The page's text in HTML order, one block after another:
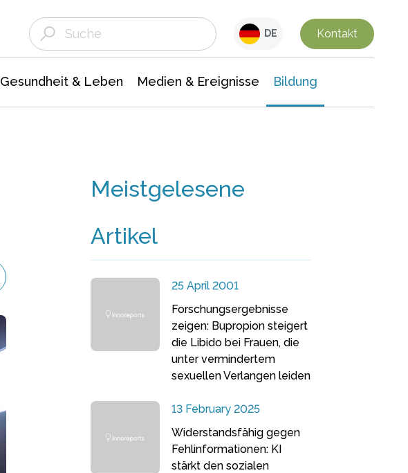
DE Kontakt
Gesundheit & Leben Medien & Ereignisse Bildung
Meistgelesene
Artikel
25 April 2001
Forschungsergebnisse
zeigen: Bupropion steigert
die Libido bei Frauen, die
unter vermindertem
sexuellen Verlangen leiden
13 February 2025
Widerstandsfähig gegen
Fehlinformationen: KI
stärkt den sozialen